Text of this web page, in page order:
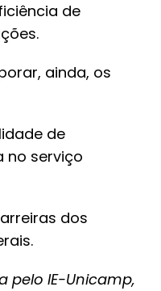
de
ainda, os
de
no serviço
dos
pelo IE-Unicamp,